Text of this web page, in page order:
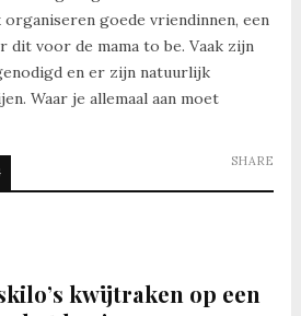
organiseren goede vriendinnen, een
dit voor de mama to be. Vaak zijn
en er zijn natuurlijk
Waar je allemaal aan moet
SHARE
kwijtraken op een